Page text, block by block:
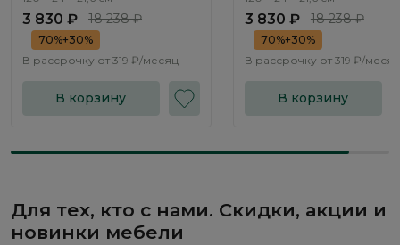
3 830 ₽ 18 238 ₽
70%+30%
В рассрочку от 319 ₽/месяц
В корзину
3 830 ₽ 18 238 ₽
70%+30%
В рассрочку от 319 ₽/месяц
В корзину
Для тех, кто с нами. Скидки, акции и
новинки мебели